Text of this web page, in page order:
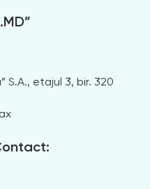
S.A., etajul 3, bir. 320